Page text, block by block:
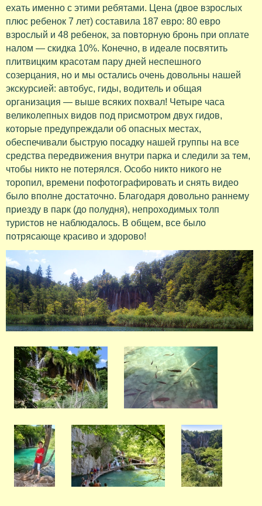
ехать именно с этими ребятами. Цена (двое взрослых
плюс ребенок 7 лет) составила 187 евро: 80 евро
взрослый и 48 ребенок, за повторную бронь при оплате
налом — скидка 10%. Конечно, в идеале посвятить
плитвицким красотам пару дней неспешного
созерцания, но и мы остались очень довольны нашей
экскурсией: автобус, гиды, водитель и общая
организация — выше всяких похвал! Четыре часа
великолепных видов под присмотром двух гидов,
которые предупреждали об опасных местах,
обеспечивали быструю посадку нашей группы на все
средства передвижения внутри парка и следили за тем,
чтобы никто не потерялся. Особо никто никого не
торопил, времени пофотографировать и снять видео
было вполне достаточно. Благодаря довольно раннему
приезду в парк (до полудня), непроходимых толп
туристов не наблюдалось. В общем, все было
потрясающе красиво и здорово!